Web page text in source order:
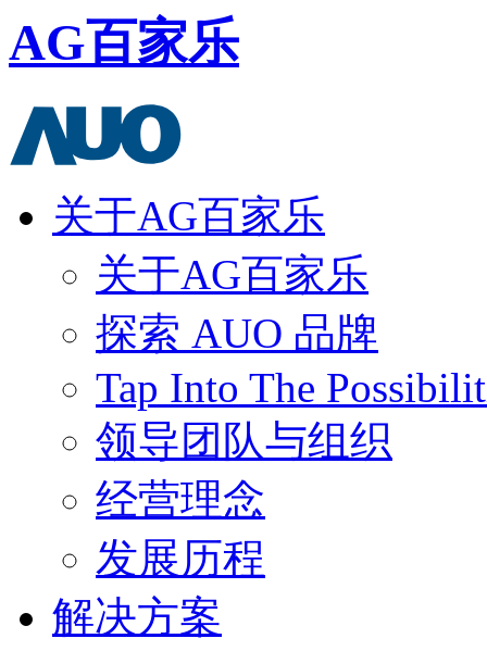
AG百家乐
关于AG百家乐
关于AG百家乐
探索 AUO 品牌
Tap Into The
领导团队与组织
经营理念
发展历程
解决方案